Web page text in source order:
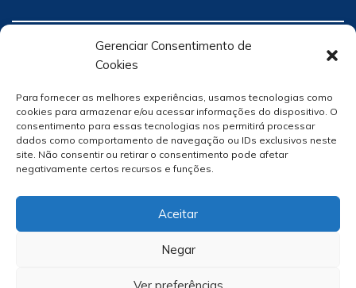
Gerenciar Consentimento de
Cookies
Para fornecer as melhores experiências, usamos tecnologias como
cookies para armazenar e/ou acessar informações do dispositivo. O
consentimento para essas tecnologias nos permitirá processar
dados como comportamento de navegação ou IDs exclusivos neste
site. Não consentir ou retirar o consentimento pode afetar
negativamente certos recursos e funções.
Aceitar
Negar
Ver preferências